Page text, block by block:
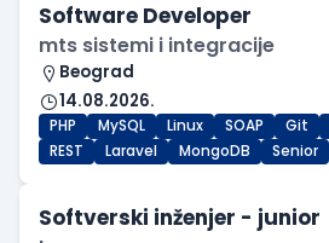
Software Developer
mts sistemi i integracije
Beograd
14.08.2026.
PHP MySQL Linux SOAP Git
REST
Laravel MongoDB Senior
Softverski inženjer - junior